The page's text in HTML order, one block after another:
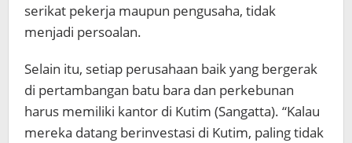
serikat pekerja maupun pengusaha, tidak
menjadi persoalan.
Selain itu, setiap perusahaan baik yang bergerak
di pertambangan batu bara dan perkebunan
harus memiliki kantor di Kutim (Sangatta). “Kalau
mereka datang berinvestasi di Kutim, paling tidak